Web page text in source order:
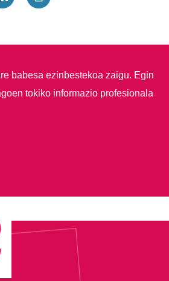
babesa ezinbestekoa zaigu. Egin
tokiko informazio profesionala